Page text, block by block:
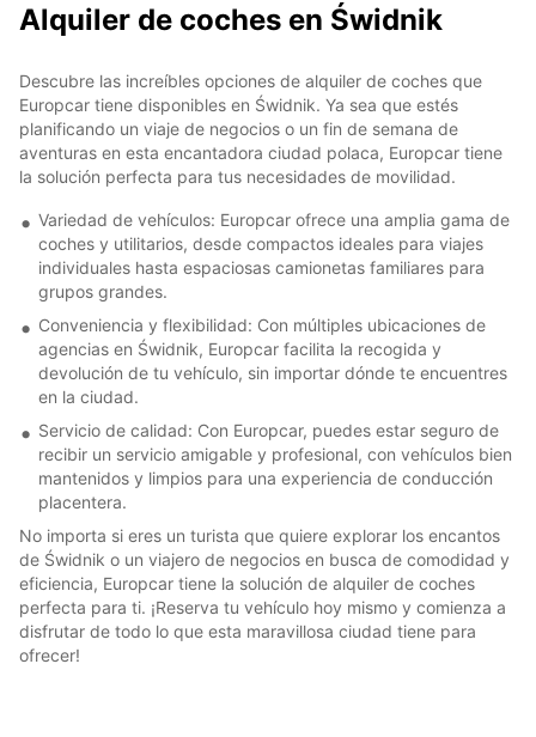
Alquiler de coches en Świdnik
Descubre las increíbles opciones de alquiler de coches que
Europcar tiene disponibles en Świdnik. Ya sea que estés
planificando un viaje de negocios o un fin de semana de
aventuras en esta encantadora ciudad polaca, Europcar tiene
la solución perfecta para tus necesidades de movilidad.
Variedad de vehículos: Europcar ofrece una amplia gama de
coches y utilitarios, desde compactos ideales para viajes
individuales hasta espaciosas camionetas familiares para
grupos grandes.
Conveniencia y flexibilidad: Con múltiples ubicaciones de
agencias en Świdnik, Europcar facilita la recogida y
devolución de tu vehículo, sin importar dónde te encuentres
en la ciudad.
Servicio de calidad: Con Europcar, puedes estar seguro de
recibir un servicio amigable y profesional, con vehículos bien
mantenidos y limpios para una experiencia de conducción
placentera.
No importa si eres un turista que quiere explorar los encantos
de Świdnik o un viajero de negocios en busca de comodidad y
eficiencia, Europcar tiene la solución de alquiler de coches
perfecta para ti. ¡Reserva tu vehículo hoy mismo y comienza a
disfrutar de todo lo que esta maravillosa ciudad tiene para
ofrecer!